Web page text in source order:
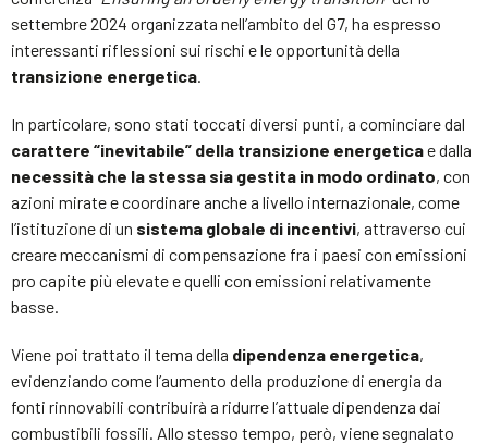
settembre 2024 organizzata nell’ambito del G7, ha espresso
interessanti riflessioni sui rischi e le opportunità della
transizione energetica.
In particolare, sono stati toccati diversi punti, a cominciare dal
carattere “inevitabile” della transizione energeticae dalla
necessità che la stessa sia gestita in modo ordinato, con
azioni mirate e coordinare anche a livello internazionale, come
l’istituzione di un sistema globale di incentivi, attraverso cui
creare meccanismi di compensazione fra i paesi con emissioni
pro capite più elevate e quelli con emissioni relativamente
basse.
Viene poi trattato il tema della dipendenza energetica,
evidenziando come l’aumento della produzione di energia da
fonti rinnovabili contribuirà a ridurre l’attuale dipendenza dai
combustibili fossili. Allo stesso tempo, però, viene segnalato